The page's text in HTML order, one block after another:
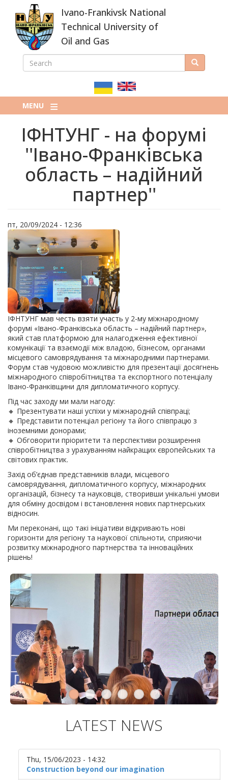
main
content
Ivano-Frankivsk National
Technical University of
Oil and Gas
ПОШУКОВА
SEARCH Search
MENU
ІФНТУНГ - на форумі
''Івано-Франківська
область – надійний
партнер''
пт, 20/09/2024 - 12:36
ІФНТУНГ мав честь взяти участь у 2-му міжнародному
форумі «Івано-Франківська область – надійний партнер»,
який став платформою для налагодження ефективної
комунікації та взаємодії між владою, бізнесом, органами
місцевого самоврядування та міжнародними партнерами.
Форум став чудовою можливістю для презентації досягнень
міжнародного співробітництва та експортного потенціалу
Івано-Франківщини для дипломатичного корпусу.
Під час заходу ми мали нагоду:
🔸 Презентувати наші успіхи у міжнародній співпраці;
🔸 Представити потенціал регіону та його співпрацю з
іноземними донорами;
🔸 Обговорити пріоритети та перспективи розширення
співробітництва з урахуванням найкращих європейських та
світових практик.
Захід об’єднав представників влади, місцевого
самоврядування, дипломатичного корпусу, міжнародних
організацій, бізнесу та науковців, створивши унікальні умови
для обміну досвідом і встановлення нових партнерських
відносин.
Ми переконані, що такі ініціативи відкривають нові
горизонти для регіону та наукової спільноти, сприяючи
розвитку міжнародного партнерства та інноваційних
рішень!
LATEST NEWS
Thu, 15/06/2023 - 14:32
Construction beyond our imagination